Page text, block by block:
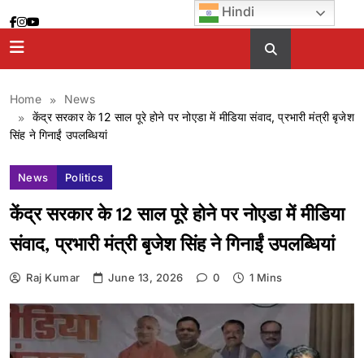
to
content
Home
News
केंद्र सरकार के 12 साल पूरे होने पर नोएडा में मीडिया संवाद, प्रभारी मंत्री बृजेश
सिंह ने गिनाईं उपलब्धियां
News Politics
केंद्र सरकार के 12 साल पूरे होने पर नोएडा में मीडिया
संवाद, प्रभारी मंत्री बृजेश सिंह ने गिनाईं उपलब्धियां
Raj Kumar June 13, 2026 0 1 Mins
Hindi